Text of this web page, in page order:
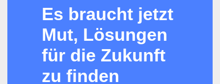
Es braucht jetzt
Mut, Lösungen
für die Zukunft
zu finden